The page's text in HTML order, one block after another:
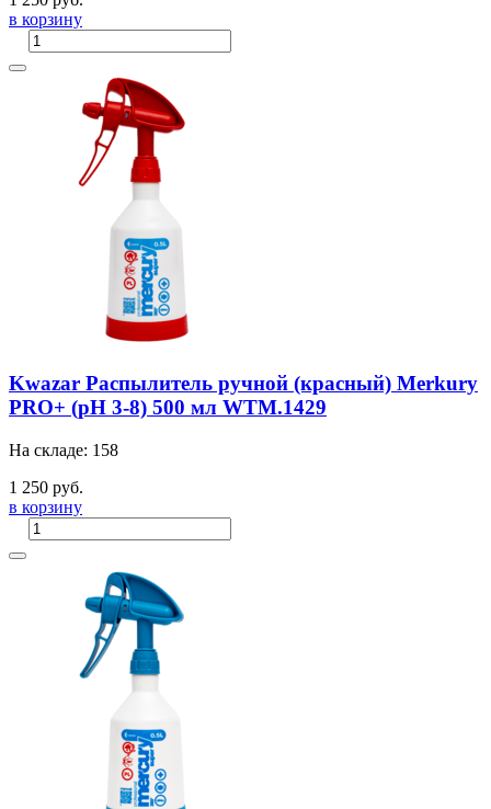
в корзину
Kwazar Распылитель ручной (красный) Merkury
PRO+ (pH 3-8) 500 мл WTM.1429
На складе: 158
1 250 руб.
в корзину